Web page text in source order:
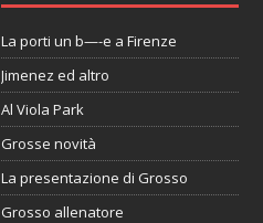
La porti un b—-e a Firenze
Jimenez ed altro
Al Viola Park
Grosse novità
La presentazione di Grosso
Grosso allenatore